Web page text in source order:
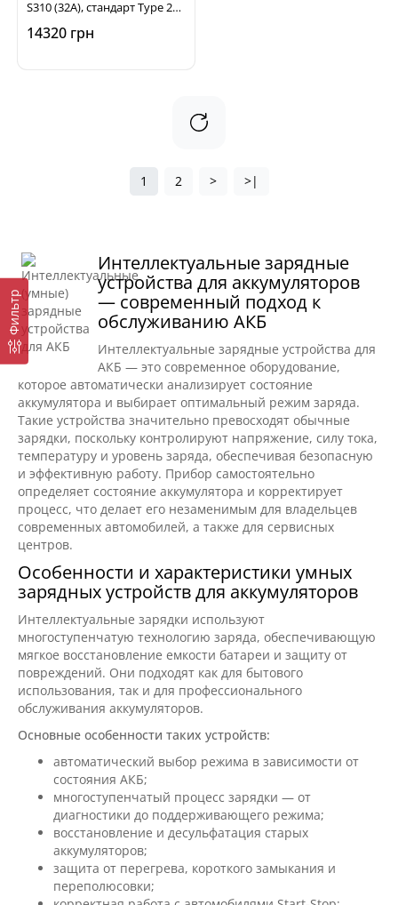
Фильтр
S310 (32А), стандарт Type 2
EV
14320 грн
1 2 > >|
Интеллектуальные зарядные
устройства для аккумуляторов
— современный подход к
обслуживанию АКБ
Интеллектуальные зарядные устройства для
АКБ — это современное оборудование,
которое автоматически анализирует состояние
аккумулятора и выбирает оптимальный режим заряда.
Такие устройства значительно превосходят обычные
зарядки, поскольку контролируют напряжение, силу тока,
температуру и уровень заряда, обеспечивая безопасную
и эффективную работу. Прибор самостоятельно
определяет состояние аккумулятора и корректирует
процесс, что делает его незаменимым для владельцев
современных автомобилей, а также для сервисных
центров.
Особенности и характеристики умных
зарядных устройств для аккумуляторов
Интеллектуальные зарядки используют
многоступенчатую технологию заряда, обеспечивающую
мягкое восстановление емкости батареи и защиту от
повреждений. Они подходят как для бытового
использования, так и для профессионального
обслуживания аккумуляторов.
Основные особенности таких устройств:
автоматический выбор режима в зависимости от
состояния АКБ;
многоступенчатый процесс зарядки — от
диагностики до поддерживающего режима;
восстановление и десульфатация старых
аккумуляторов;
защита от перегрева, короткого замыкания и
переполюсовки;